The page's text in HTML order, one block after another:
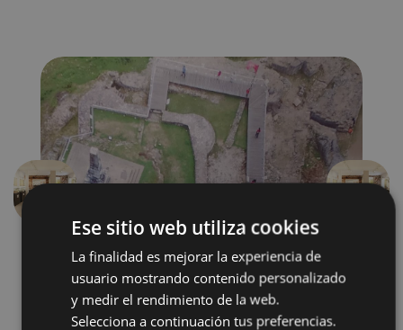
Ese sitio web utiliza cookies
La finalidad es mejorar la experiencia de
usuario mostrando contenido personalizado
y medir el rendimiento de la web.
Selecciona a continuación tus preferencias.